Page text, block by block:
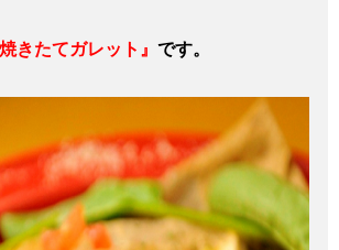
きたてガレット』です。